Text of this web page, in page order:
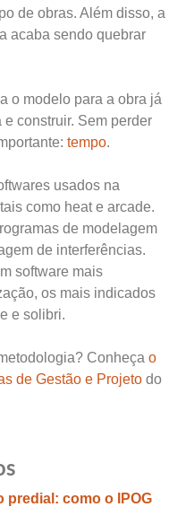
de obras. Além disso, a
acaba sendo quebrar
o modelo para a obra já
construir. Sem perder
tempo.
usados na
como heat e arcade.
de modelagem
de interferências.
software mais
os mais indicados
e solibri.
Conheça o
de Gestão e Projeto do
predial: como o IPOG